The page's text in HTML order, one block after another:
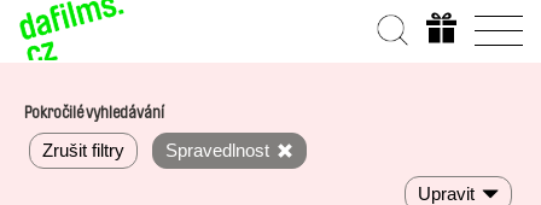
Pokročilé vyhledávání
Zrušit filtry Spravedlnost
Upravit